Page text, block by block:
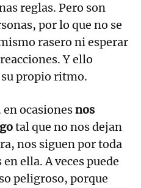
reglas. Pero son
por lo que no se
rasero ni esperar
Y ello
propio ritmo.
ocasionesnos
tal que no nos dejan
nos siguen por toda
ella. A veces puede
peligroso, porque